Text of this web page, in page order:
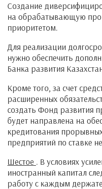
Создание
на обрабатывающую
приоритетом.
Для реализации
нужно обеспечить
Банка развития
Кроме того, за счет
расширенных
создать Фонд развития
будет направлена на
кредитования
предприятий по ставке
Шестое . В условиях
иностранный капитал
работу с каждым